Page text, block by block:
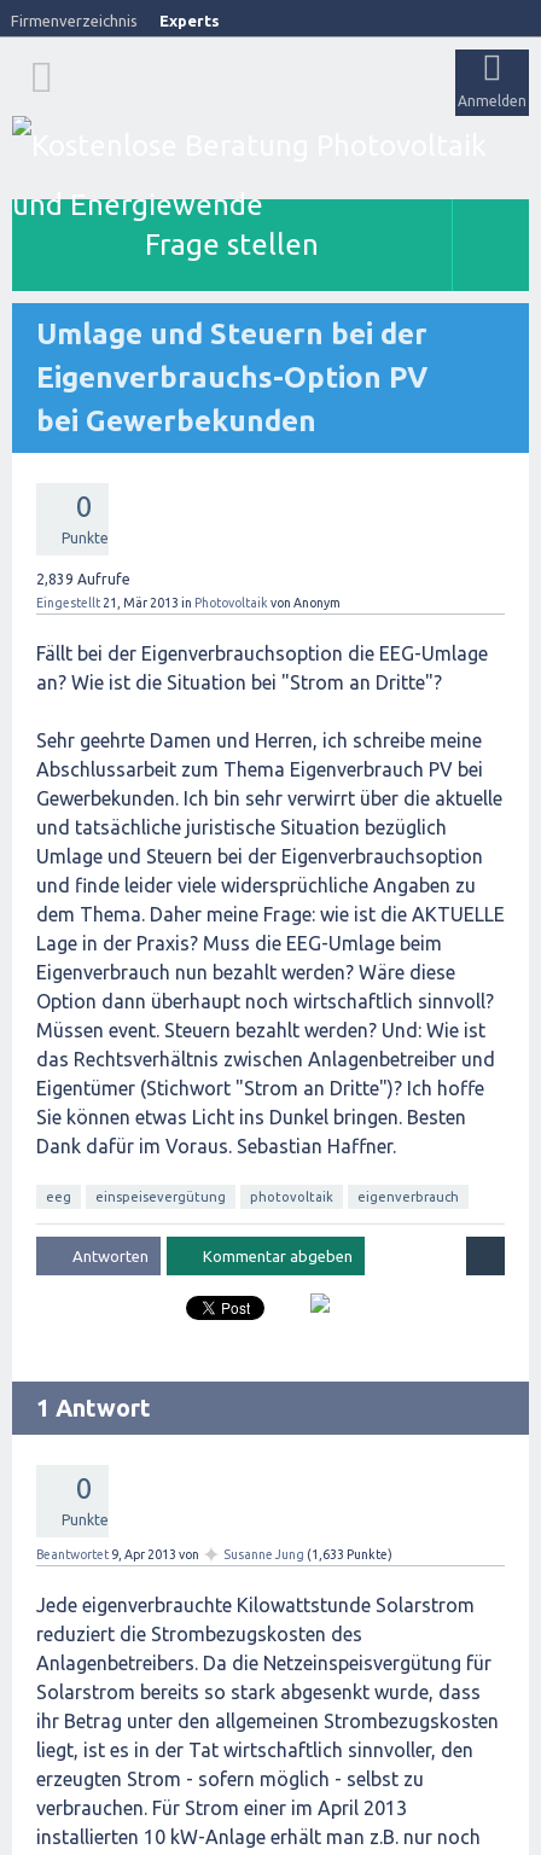
Firmenverzeichnis Experts
Anmelden
Frage stellen
Umlage und Steuern bei der
Eigenverbrauchs-Option PV
bei Gewerbekunden
0
Punkte
2,839 Aufrufe
Eingestellt 21, Mär 2013 in Photovoltaik von Anonym
Fällt bei der Eigenverbrauchsoption die EEG-Umlage
an? Wie ist die Situation bei "Strom an Dritte"?
Sehr geehrte Damen und Herren, ich schreibe meine
Abschlussarbeit zum Thema Eigenverbrauch PV bei
Gewerbekunden. Ich bin sehr verwirrt über die aktuelle
und tatsächliche juristische Situation bezüglich
Umlage und Steuern bei der Eigenverbrauchsoption
und finde leider viele widersprüchliche Angaben zu
dem Thema. Daher meine Frage: wie ist die AKTUELLE
Lage in der Praxis? Muss die EEG-Umlage beim
Eigenverbrauch nun bezahlt werden? Wäre diese
Option dann überhaupt noch wirtschaftlich sinnvoll?
Müssen event. Steuern bezahlt werden? Und: Wie ist
das Rechtsverhältnis zwischen Anlagenbetreiber und
Eigentümer (Stichwort "Strom an Dritte")? Ich hoffe
Sie können etwas Licht ins Dunkel bringen. Besten
Dank dafür im Voraus. Sebastian Haffner.
eeg einspeisevergütung photovoltaik eigenverbrauch
1 Antwort
0
Punkte
Beantwortet 9, Apr 2013 von ✦ Susanne Jung (1,633 Punkte)
Jede eigenverbrauchte Kilowattstunde Solarstrom
reduziert die Strombezugskosten des
Anlagenbetreibers. Da die Netzeinspeisvergütung für
Solarstrom bereits so stark abgesenkt wurde, dass
ihr Betrag unter den allgemeinen Strombezugskosten
liegt, ist es in der Tat wirtschaftlich sinnvoller, den
erzeugten Strom - sofern möglich - selbst zu
verbrauchen. Für Strom einer im April 2013
installierten 10 kW-Anlage erhält man z.B. nur noch